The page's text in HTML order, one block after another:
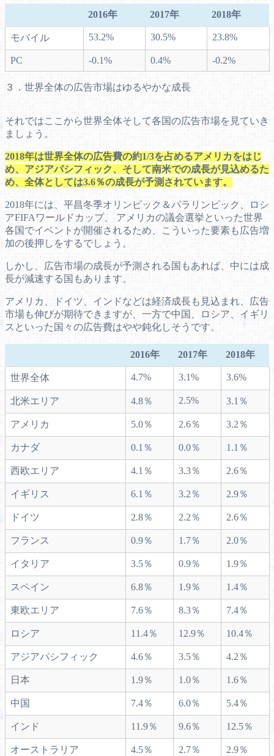
2016年 2017年 2018年
モバイル 53.2% 30.5% 23.8%
PC -0.1% 0.4% -0.2%
３．世界全体の広告市場はゆるやかな成長
それではここから世界全体そして各国の広告市場を見ていき
ましょう。
2018年は世界全体の広告費の約1/3を占めるアメリカをはじ
め、アジアパシフィック、そして南米での成長が見込めるた
め、全体としては3.6％の成長が予測されています。
2018年には、平昌冬季オリンピック＆パラリンピック、ロシ
アFIFAワールドカップ、 アメリカの議会選挙といった世界
各国でイベントが開催されるため、こういった要素も広告増
加の後押しをするでしょう。
しかし、広告市場の成長が予測される国もあれば、中には成
長が減速する国もあります。
アメリカ、ドイツ、インドなどは経済成長も見込まれ、広告
市場も伸びが期待できますが、一方で中国、ロシア、イギリ
スといった国々の広告費はやや鈍化しそうです。
2016年 2017年 2018年
世界全体 4.7% 3.1% 3.6%
北米エリア 4.8％ 2.5% 3.1％
アメリカ 5.0％ 2.6％ 3.2％
カナダ 0.1％ 0.0％ 1.1％
西欧エリア 4.1％ 3.3％ 2.6％
イギリス 6.1％ 3.2％ 2.9％
ドイツ 2.8％ 2.2％ 2.6％
フランス 0.9％ 1.7％ 2.0％
イタリア 3.5％ 0.9％ 1.9％
スペイン 6.8％ 1.9％ 1.4％
東欧エリア 7.6％ 8.3％ 7.4％
ロシア 11.4％ 12.9％ 10.4％
アジアパシフィック 4.6％ 3.5％ 4.2％
日本 1.9％ 1.0％ 1.6％
中国 7.4％ 6.0％ 5.4％
インド 11.9％ 9.6％ 12.5％
オーストラリア 4.5％ 2.7％ 2.9％